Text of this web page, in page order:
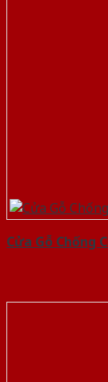
Cửa Gỗ Chống